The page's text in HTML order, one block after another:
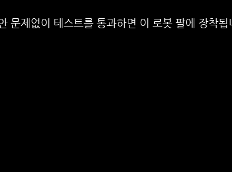
문제없이 테스트를 통과하면 이 로봇 팔에 장착됩